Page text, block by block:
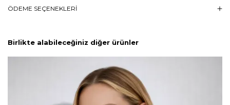
ÖDEME SEÇENEKLERI
Birlikte alabileceğiniz diğer ürünler